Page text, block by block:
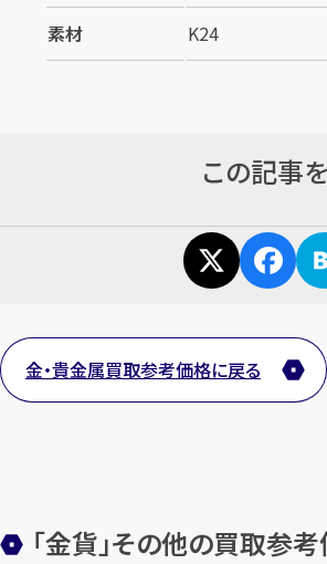
素材
K24
この記事
金・貴金属買取参考価格に戻る
「金貨」その他の買取参